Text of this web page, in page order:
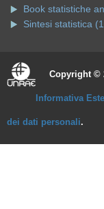
Book statistiche
Sintesi statistica
Copyright ©
Informativa
dei dati personali.